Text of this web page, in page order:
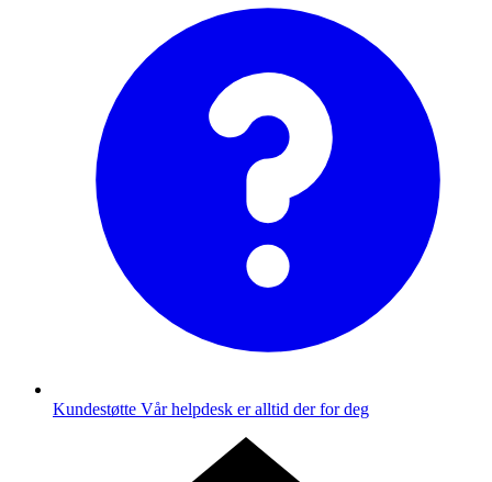
Kundestøtte Vår helpdesk er alltid der for deg